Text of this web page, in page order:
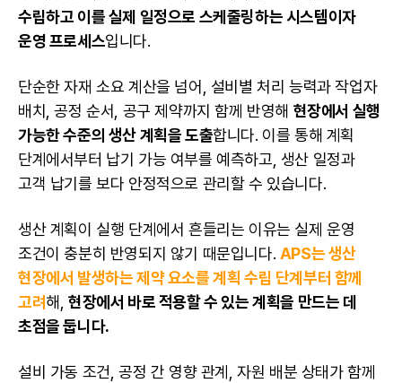
수립하고 이를 실제 일정으로 스케줄링하는 시스템이자
운영 프로세스입니다.
단순한 자재 소요 계산을 넘어, 설비별 처리 능력과 작업자
배치, 공정 순서, 공구 제약까지 함께 반영해 현장에서 실행
가능한 수준의 생산 계획을 도출합니다. 이를 통해 계획
단계에서부터 납기 가능 여부를 예측하고, 생산 일정과
고객 납기를 보다 안정적으로 관리할 수 있습니다.
생산 계획이 실행 단계에서 흔들리는 이유는 실제 운영
조건이 충분히 반영되지 않기 때문입니다. APS는 생산
현장에서 발생하는 제약 요소를 계획 수립 단계부터 함께
고려해,현장에서 바로 적용할 수 있는 계획을 만드는 데
초점을 둡니다.
설비 가동 조건, 공정 간 영향 관계, 자원 배분 상태가 함께